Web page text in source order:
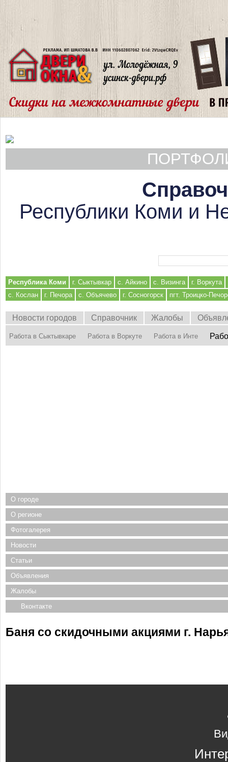
Республики Коми и
Республика Коми г. Сыктывкар с. Айкино с. Визинга
г. Воркута
с. Кослан
г. Печора с. Объячево г. Сосногорск пгт. Троицко-
Новости городов Справочник Жалобы
Работа в Сыктывкаре Работа в Воркуте Работа в Инте
О городе
О регионе
Фотогалерея
Новости
Статьи
Объявления
Жалобы
Вконтакте
Баня со скидочными акциями г.